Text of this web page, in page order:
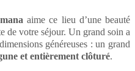
aime ce lieu d’une beauté
de votre séjour. Un grand soin a
généreuses : un grand
et entièrement clôturé.